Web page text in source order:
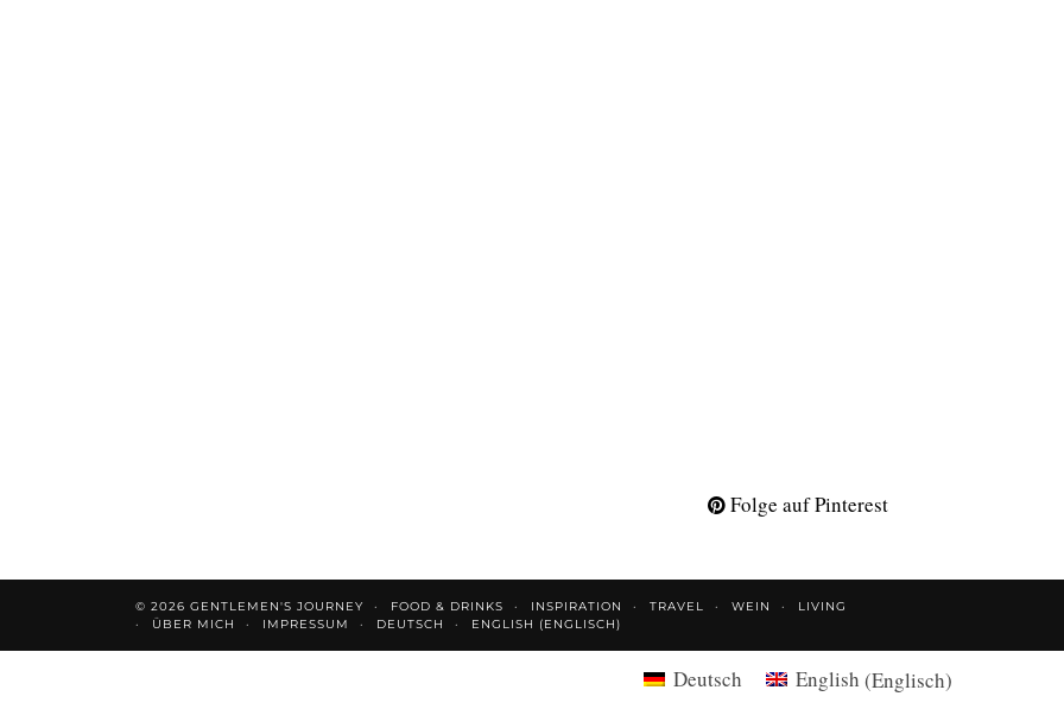
Folge auf Pinterest
© 2026 GENTLEMEN'S JOURNEY FOOD & DRINKS INSPIRATION TRAVEL WEIN
LIVING
ÜBER MICH
IMPRESSUM DEUTSCH ENGLISH (ENGLISCH)
Deutsch English (Englisch)